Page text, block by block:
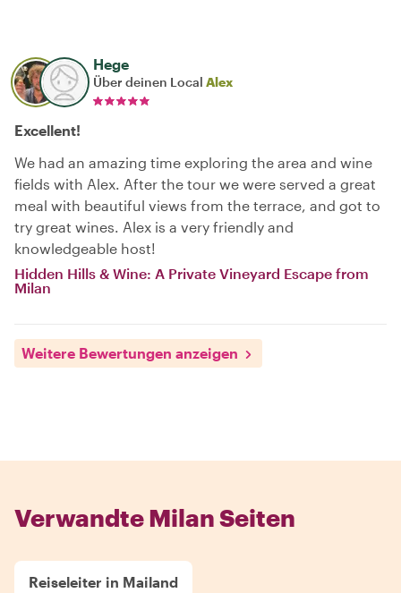
Hege
Über deinen Local Alex
Excellent!
We had an amazing time exploring the area and wine
fields with Alex. After the tour we were served a great
meal with beautiful views from the terrace, and got to
try great wines. Alex is a very friendly and
knowledgeable host!
Hidden Hills & Wine: A Private Vineyard Escape from
Milan
Weitere Bewertungen anzeigen
Verwandte Milan Seiten
Reiseleiter in Mailand